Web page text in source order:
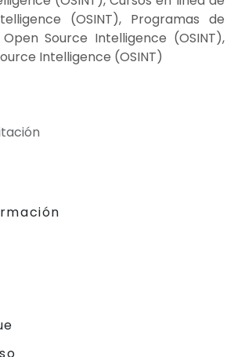
(OSINT), Programas de
Source Intelligence (OSINT),
Intelligence (OSINT)